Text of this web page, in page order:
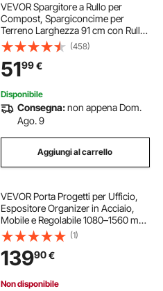
VEVOR Spargitore a Rullo per
Compost, Spargiconcime per
Terreno Larghezza 91 cm con Rullo
a Rete Spargitore con Impugnatura
a Forma di T per Prato Altezza
Regolabile, Spandiconcime per
Prato
(458)
5199€
Disponibile
Consegna:non appena Dom.
Ago. 9
Aggiungi al carrello
VEVOR Porta Progetti per Ufficio,
Espositore Organizer in Acciaio,
Mobile e Regolabile 1080–1560 mm,
con 6 Morsetti in Alluminio, 4
Ruote, per Documenti Poster
Archiviazione Disegni Poster a
Casa
(1)
13990€
Non disponibile